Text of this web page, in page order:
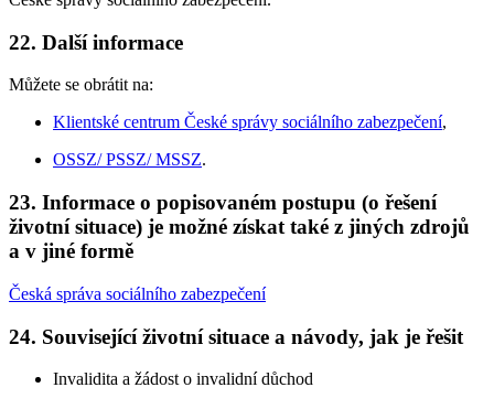
22. Další informace
Můžete se obrátit na:
Klientské centrum České správy sociálního zabezpečení,
OSSZ/ PSSZ/ MSSZ.
23. Informace o popisovaném postupu (o řešení
životní situace) je možné získat také z jiných zdrojů
a v jiné formě
Česká správa sociálního zabezpečení
24. Související životní situace a návody, jak je řešit
Invalidita a žádost o invalidní důchod